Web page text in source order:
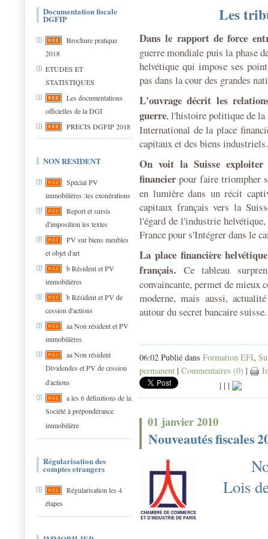
Documentation fiscale
DGFIP
Brochure pratique
2018
ETUDES ET
STATISTIQUES
Les documentations
officielles de la DGI
PRECIS DGFIP 2018
NON RESIDENT
Spécial PV
immobilières :les exonérations
Report et sursis
d'imposition les textes
PV sur biens meubles
et objet d'art
b Résident et PV
immobilières
b Résident et PV de
cession d'actions
aa Non résident et PV
immobilières
aa Non résident
Dividendes et PV de cession
d'actions
a les 6 définitions de la
Société à prépondérance
immobilière
Régularisation des
comptes etrangers
Régularisation les 4
étapes
Les
Dans le rapport de force
guerre mondiale puis la phase
helvétique qui impose ses
pas dans la cour des grandes
L'ouvrage décrit les
guerre, l'histoire politique de la
International de la place
capitaux et des biens industriels.
On voit la Suisse exploiter
financier pour faire triompher
en lumière dans un récit
capitaux français vers la
l'égard de l'industrie
France pour s'Intégrer dans le
La place financière
français. Ce tableau
convaincante, permet de mieux
moderne, mais aussi,
autour du secret bancaire suisse.
06:02 Publié dans Formation EFI,
permanent | Commentaires (0) |
| | |
01 janvier 2010
Nouveautés fiscales
Lois